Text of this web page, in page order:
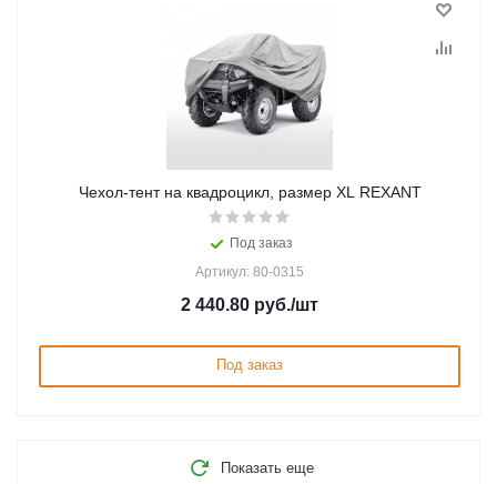
Чеxол-тент на квадроцикл, размер XL REXANT
Под заказ
Артикул: 80-0315
2 440.80 руб./шт
Под заказ
Показать еще